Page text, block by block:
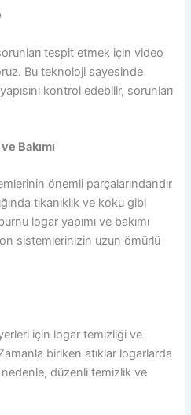
tespit etmek için video
Bu teknoloji sayesinde
kontrol edebilir, sorunları
Bakımı
önemli parçalarındandır
tıkanıklık ve koku gibi
logar yapımı ve bakımı
sistemlerinizin uzun ömürlü
için logar temizliği ve
biriken atıklar logarlarda
nedenle, düzenli temizlik ve